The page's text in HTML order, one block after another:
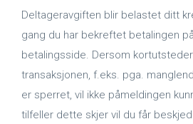
Deltageravgiften blir belastet ditt
gang du har bekreftet betalingen
betalingsside. Dersom
transaksjonen, f.eks. pga.
er sperret, vil ikke påmeldingen
tilfeller dette skjer vil du får